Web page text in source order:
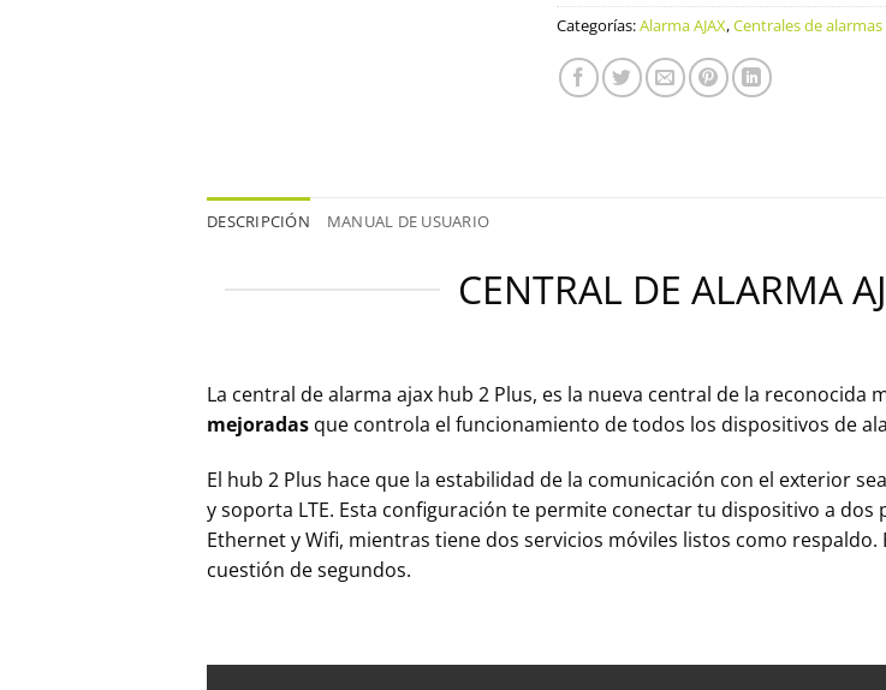
Categorías:Alarma AJAX,Centrales de alarmas
DESCRIPCIÓN MANUAL DE USUARIO
CENTRAL DE ALARMA
La central de alarma ajax hub 2 Plus, es la nueva central de la reconocida
mejoradas que controla el funcionamiento de todos los dispositivos de
El hub 2 Plus hace que la estabilidad de la comunicación con el exterior
y soporta LTE. Esta configuración te permite conectar tu dispositivo a
Ethernet y Wifi, mientras tiene dos servicios móviles listos como
cuestión de segundos.